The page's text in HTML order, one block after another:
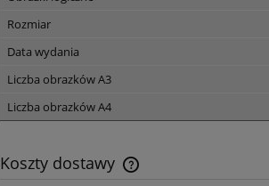
Rozmiar
Data wydania
Liczba obrazków A3
Liczba obrazków A4
Koszty dostawy